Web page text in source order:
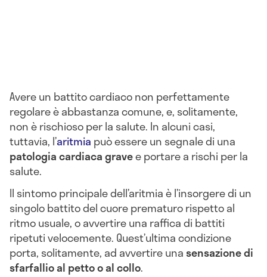
Avere un battito cardiaco non perfettamente
regolare è abbastanza comune, e, solitamente,
non è rischioso per la salute. In alcuni casi,
tuttavia, l’aritmia può essere un segnale di una
patologia cardiaca gravee portare a rischi per la
salute.
Il sintomo principale dell’aritmia è l’insorgere di un
singolo battito del cuore prematuro rispetto al
ritmo usuale, o avvertire una raffica di battiti
ripetuti velocemente. Quest’ultima condizione
porta, solitamente, ad avvertire unasensazione di
sfarfallio al petto o al collo.